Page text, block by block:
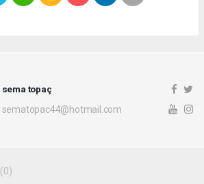
sema topaç
sematopac44@hotmail.com
(0)